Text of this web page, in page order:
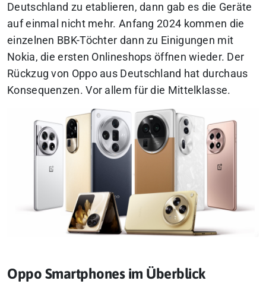
Deutschland zu etablieren, dann gab es die Geräte
auf einmal nicht mehr. Anfang 2024 kommen die
einzelnen BBK-Töchter dann zu Einigungen mit
Nokia, die ersten Onlineshops öffnen wieder. Der
Rückzug von Oppo aus Deutschland hat durchaus
Konsequenzen. Vor allem für die Mittelklasse.
Oppo Smartphones im Überblick